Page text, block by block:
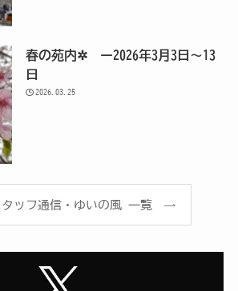
春の苑内✲ ー2026年3月3日～13
日
2026.03.25
タッフ通信・ゆいの風 一覧